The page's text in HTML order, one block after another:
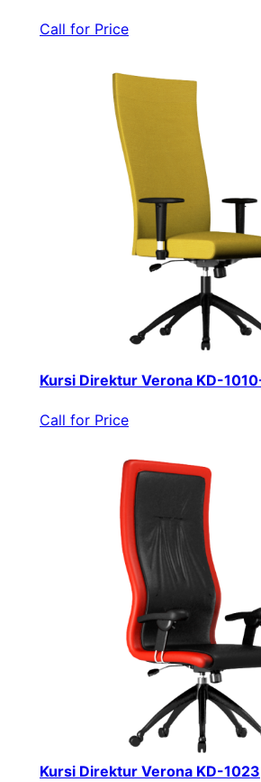
Call for Price
Kursi Direktur Verona KD-
Call for Price
Kursi Direktur Verona KD-1023